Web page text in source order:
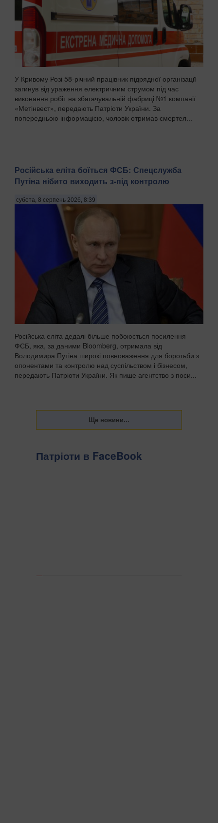
У Кривому Розі 58-річний працівник підрядної організації
загинув від ураження електричним струмом під час
виконання робіт на збагачувальній фабриці №1 компанії
«Метінвест», передають Патріоти України. За
попередньою інформацією, чоловік отримав смертел...
Російська еліта боїться ФСБ: Спецслужба
Путіна нібито виходить з-під контролю
субота, 8 серпень 2026, 8:39
Російська еліта дедалі більше побоюється посилення
ФСБ, яка, за даними Bloomberg, отримала від
Володимира Путіна широкі повноваження для боротьби з
опонентами та контролю над суспільством і бізнесом,
передають Патріоти України. Як пише агентство з поси...
Патріоти в FaceBook